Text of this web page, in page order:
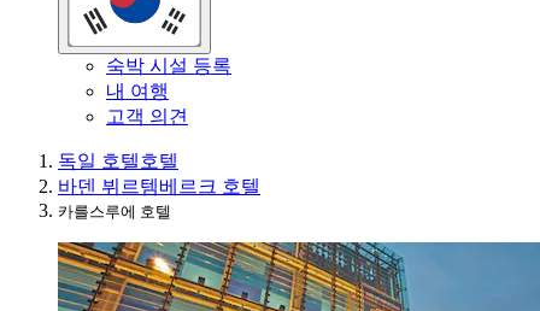
숙박 시설 등록
내 여행
고객 의견
독일 호텔호텔
바덴 뷔르템베르크 호텔
카를스루에 호텔